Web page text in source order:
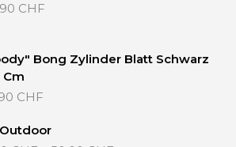
CHF
Bong Zylinder Blatt Schwarz
CHF
Outdoor